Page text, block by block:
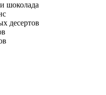
шоколада
десертов